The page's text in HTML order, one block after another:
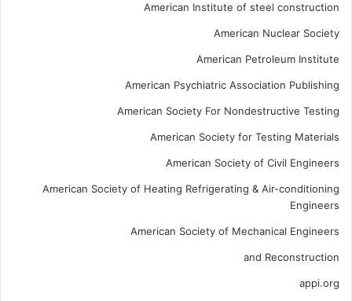
American Institute of steel construction
American Nuclear Society
American Petroleum Institute
American Psychiatric Association Publishing
American Society For Nondestructive Testing
American Society for Testing Materials
American Society of Civil Engineers
American Society of Heating Refrigerating & Air-conditioning
Engineers
American Society of Mechanical Engineers
and Reconstruction
appi.org